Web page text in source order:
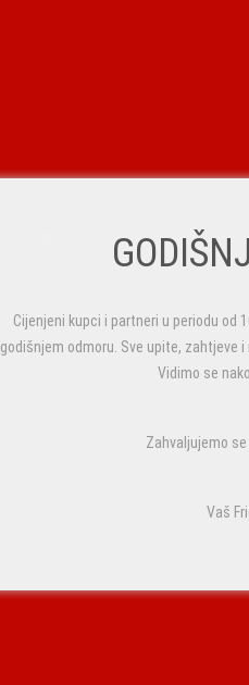
Cijenjeni kupci i partneri u periodu od
godišnjem odmoru. Sve upite, zahtjeve
Vidimo se
Zahvaljujemo
Vaš